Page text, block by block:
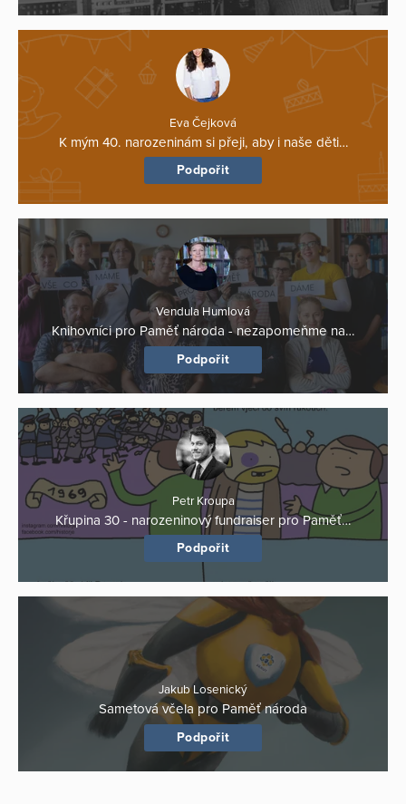
Eva Čejková
K mým 40. narozeninám si přeji, aby i naše děti…
Podpořit
Vendula Humlová
Knihovníci pro Paměť národa - nezapomeňme na…
Podpořit
Petr Kroupa
Křupina 30 - narozeninový fundraiser pro Paměť…
Podpořit
Jakub Losenický
Sametová včela pro Paměť národa
Podpořit